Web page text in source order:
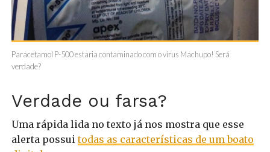
Paracetamol P-500 estaria contaminado com o vírus Machupo! Será
verdade?
Verdade ou farsa?
Uma rápida lida no texto já nos mostra que esse
alerta possuitodas as características de um boato